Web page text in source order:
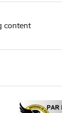
content